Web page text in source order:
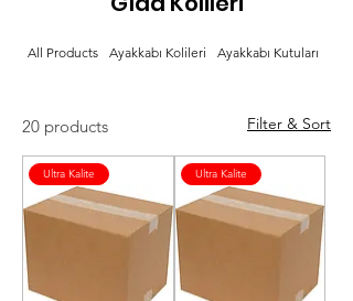
All Products Ayakkabı Kolileri Ayakkabı Kutuları
20 products Filter & Sort
Ultra Kalite Ultra Kalite